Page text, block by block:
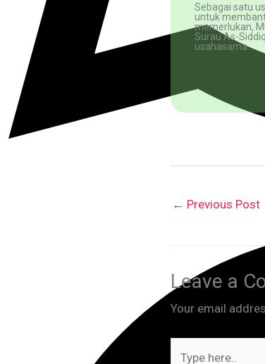
Sebagai satu
untuk
memerlukan,
Surau As-
usahasama…
← Previous Post
Leave a
Your email